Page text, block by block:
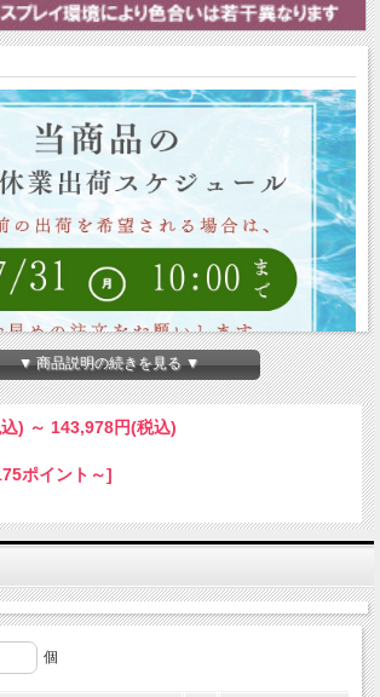
▼ 商品説明の続きを見る ▼
) ～ 143,978円(税込)
ポイント～]
個